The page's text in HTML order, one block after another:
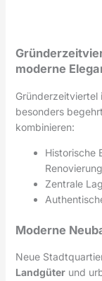
moderne
Gründerzeitviertel
besonders
kombinieren:
Historische
Zentrale
Moderne
Neue
Landgüterund